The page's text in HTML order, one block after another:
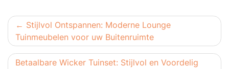
Berichtnavigatie
Stijlvol Ontspannen: Moderne Lounge
Tuinmeubelen voor uw Buitenruimte
Betaalbare Wicker Tuinset: Stijlvol en Voordelig